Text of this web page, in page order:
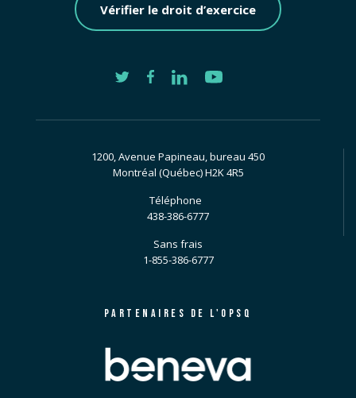
Vérifier le droit d’exercice
1200, Avenue Papineau, bureau 450
Montréal (Québec) H2K 4R5
Téléphone
438-386-6777
Sans frais
1-855-386-6777
PARTENAIRES DE L'OPSQ